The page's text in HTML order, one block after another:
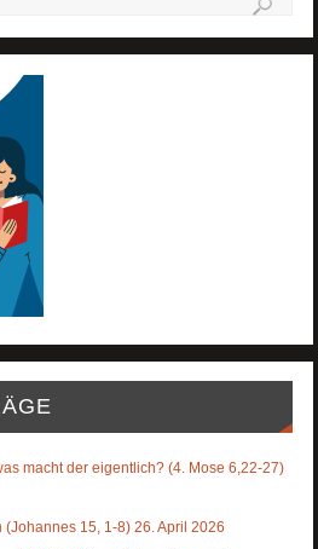
macht der eigentlich? (4. Mose 6,22-27)
15, 1-8) 26. April 2026